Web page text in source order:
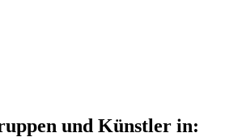
und Künstler in: